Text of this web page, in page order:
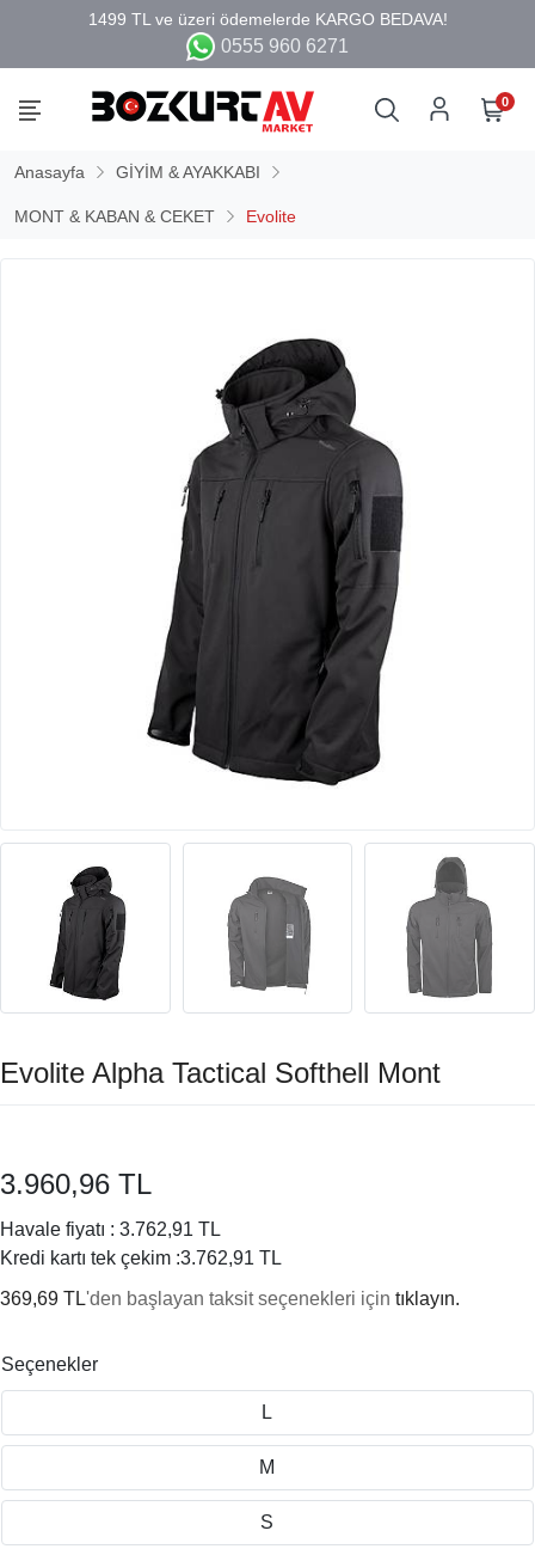
0555 960 6271
0
Anasayfa GİYİM & AYAKKABI
MONT & KABAN & CEKET Evolite
Evolite Alpha Tactical Softhell Mont
3.960,96 TL
Havale fiyatı : 3.762,91 TL
Kredi kartı tek çekim :3.762,91 TL
369,69 TL'den başlayan taksit seçenekleri için tıklayın.
Seçenekler
L
M
S